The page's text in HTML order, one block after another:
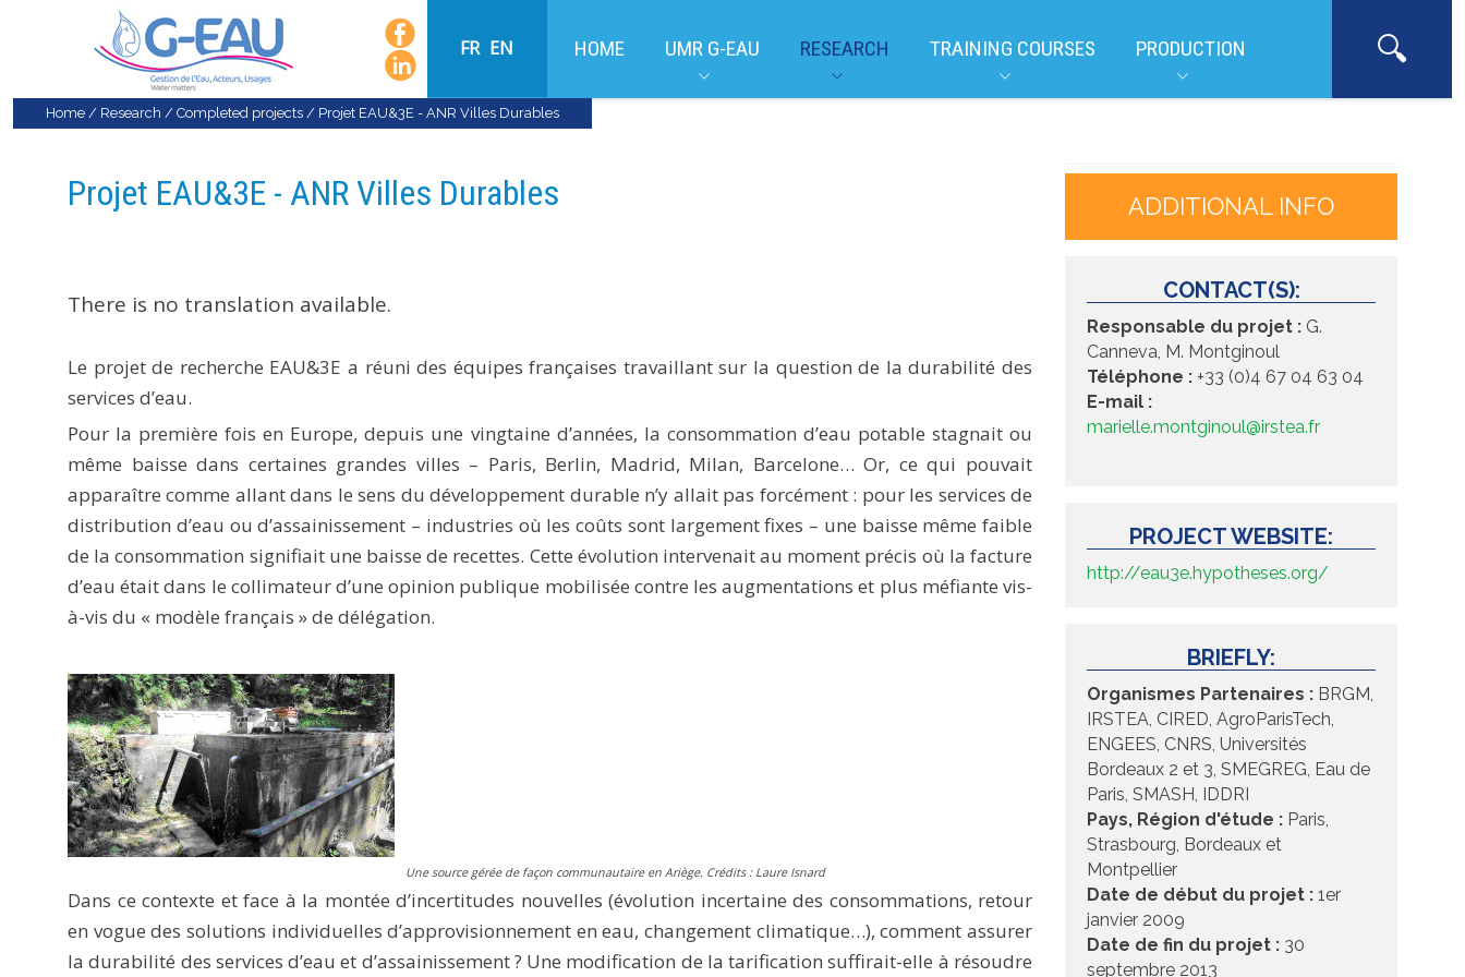
FR EN HOME UMR G-EAU RESEARCH TRAINING COURSES PRODUCTION
Home / Research / Completed projects / Projet EAU&3E - ANR Villes Durables
Projet EAU&3E - ANR Villes Durables
There is no translation available.
Le projet de recherche EAU&3E a réuni des équipes françaises travaillant sur la question de la durabilité des
services d’eau.
Pour la première fois en Europe, depuis une vingtaine d’années, la consommation d’eau potable stagnait ou
même baisse dans certaines grandes villes – Paris, Berlin, Madrid, Milan, Barcelone… Or, ce qui pouvait
apparaître comme allant dans le sens du développement durable n’y allait pas forcément : pour les services de
distribution d’eau ou d’assainissement – industries où les coûts sont largement fixes – une baisse même faible
de la consommation signifiait une baisse de recettes. Cette évolution intervenait au moment précis où la facture
d’eau était dans le collimateur d’une opinion publique mobilisée contre les augmentations et plus méfiante vis-
à-vis du « modèle français » de délégation.
Une source gérée de façon communautaire en Ariège. Crédits : Laure Isnard
Dans ce contexte et face à la montée d’incertitudes nouvelles (évolution incertaine des consommations, retour
en vogue des solutions individuelles d’approvisionnement en eau, changement climatique…), comment assurer
la durabilité des services d’eau et d’assainissement ? Une modification de la tarification suffirait-elle à résoudre
ADDITIONAL INFO
CONTACT(S):
Responsable du projet : G.
Canneva, M. Montginoul
Téléphone : +33 (0)4 67 04 63 04
E-mail :
marielle.montginoul@irstea.fr
PROJECT WEBSITE:
http://eau3e.hypotheses.org/
BRIEFLY:
Organismes Partenaires : BRGM,
IRSTEA, CIRED, AgroParisTech,
ENGEES, CNRS, Universités
Bordeaux 2 et 3, SMEGREG, Eau de
Paris, SMASH, IDDRI
Pays, Région d'étude : Paris,
Strasbourg, Bordeaux et
Montpellier
Date de début du projet : 1er
janvier 2009
Date de fin du projet : 30
septembre 2013